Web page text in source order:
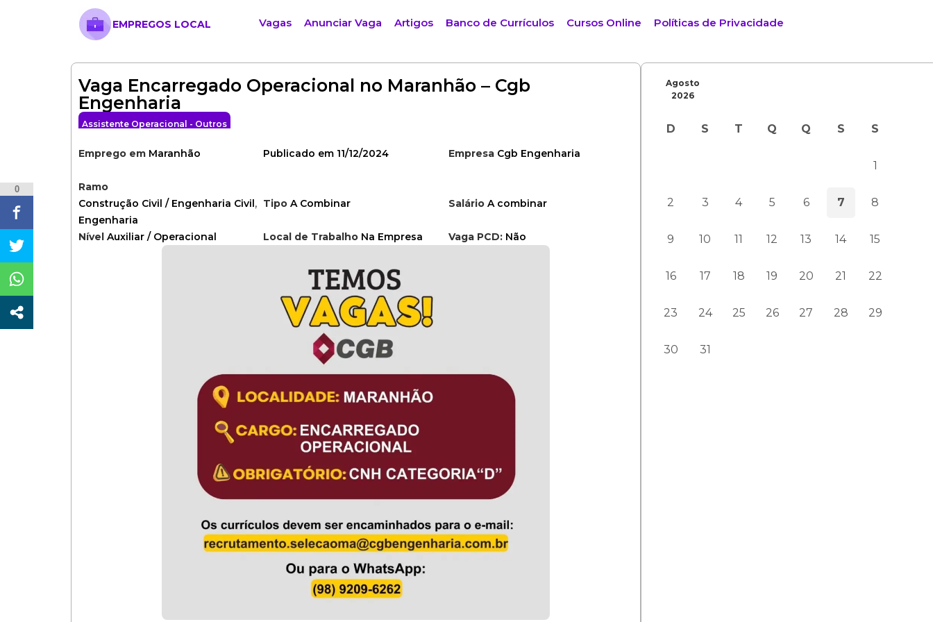
EMPREGOS LOCAL Vagas Anunciar Vaga Artigos Banco de Currículos Cursos Online Políticas de Privacidade
Vaga Encarregado Operacional no Maranhão – Cgb
Engenharia
Assistente Operacional - Outros
Emprego em Maranhão Publicado em 11/12/2024 Empresa Cgb Engenharia
Ramo
Construção Civil / Engenharia Civil,
Engenharia
TipoA Combinar Salário A combinar
Nível Auxiliar / Operacional Local de Trabalho Na Empresa Vaga PCD: Não
Agosto
2026
D S T Q Q S S
1
2 3 4 5 6 7 8
9 10 11 12 13 14 15
16 17 18 19 20 21 22
23 24 25 26 27 28 29
30 31
0